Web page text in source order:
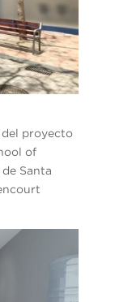
del proyecto
of
Santa